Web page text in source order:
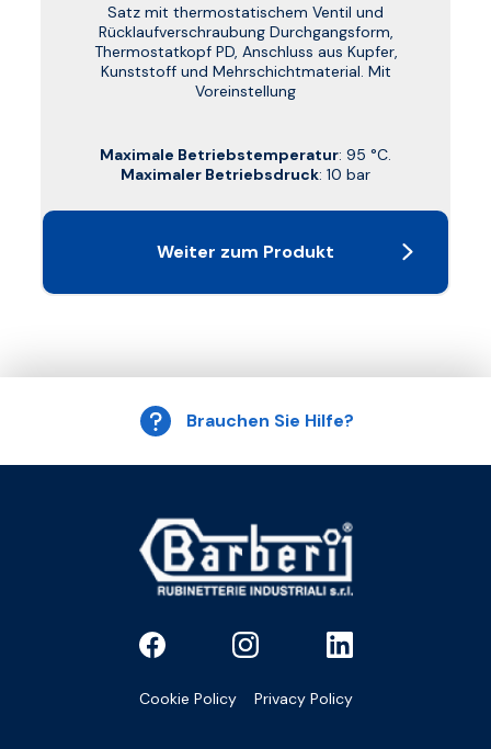
Satz mit thermostatischem Ventil und
Rücklaufverschraubung Durchgangsform,
Thermostatkopf PD, Anschluss aus Kupfer,
Kunststoff und Mehrschichtmaterial. Mit
Voreinstellung
Maximale Betriebstemperatur: 95 °C.
Maximaler Betriebsdruck: 10 bar
Weiter zum Produkt
Brauchen Sie Hilfe?
Cookie Policy Privacy Policy